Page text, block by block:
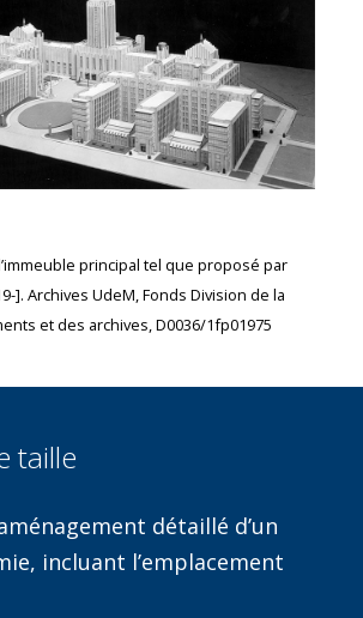
principal tel que proposé par
]. Archives UdeM, Fonds Division de la
et des archives, D0036/1fp01975
taille
détaillé d’un
incluant l’emplacement